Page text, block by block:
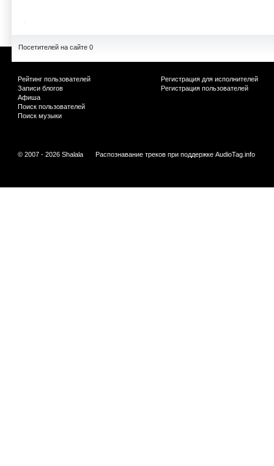
Посетителей на сайте 0
Рейтинг пользователей
Записи блогов
Афиша
Поиск пользователей
Поиск музыки
Регистрация для исполнителей
Регистрация пользователей
© 2007 - 2026 Shalala Распознавание треков при поддержке AudioTag.info